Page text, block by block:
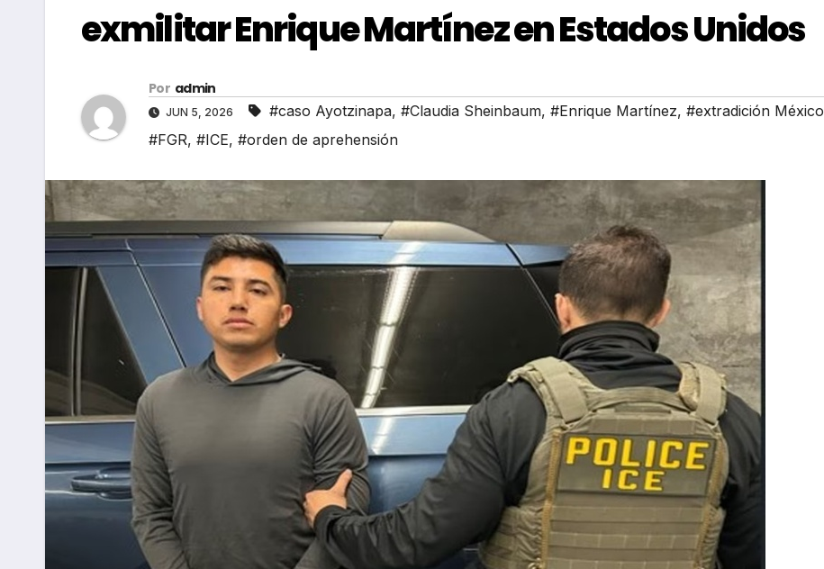
exmilitar Enrique Martínez en Estados Unidos
Por admin
JUN 5, 2026 #caso Ayotzinapa, #Claudia Sheinbaum, #Enrique Martínez, #extradición México
#FGR, #ICE, #orden de aprehensión